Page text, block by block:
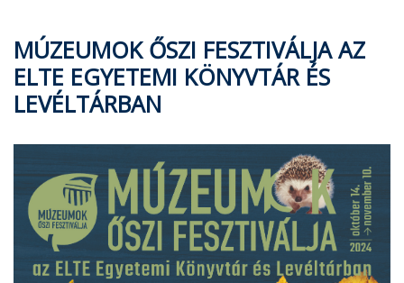
MÚZEUMOK ŐSZI FESZTIVÁLJA AZ
ELTE EGYETEMI KÖNYVTÁR ÉS
LEVÉLTÁRBAN